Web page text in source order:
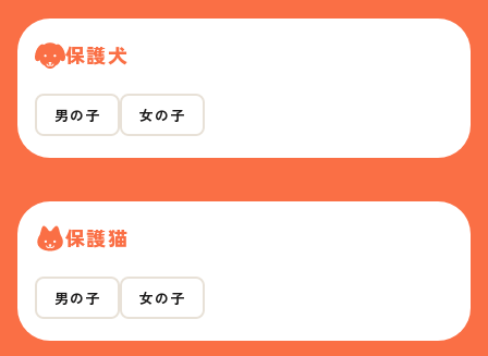
保護犬
男の子 女の子
保護猫
男の子 女の子